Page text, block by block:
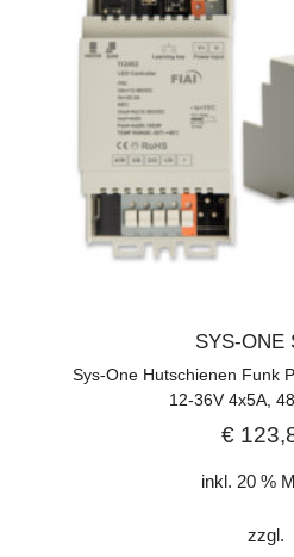
SYS-ONE
Sys-One Hutschienen Funk
12-36V 4x5A,
€
inkl. 20 %
zzgl.